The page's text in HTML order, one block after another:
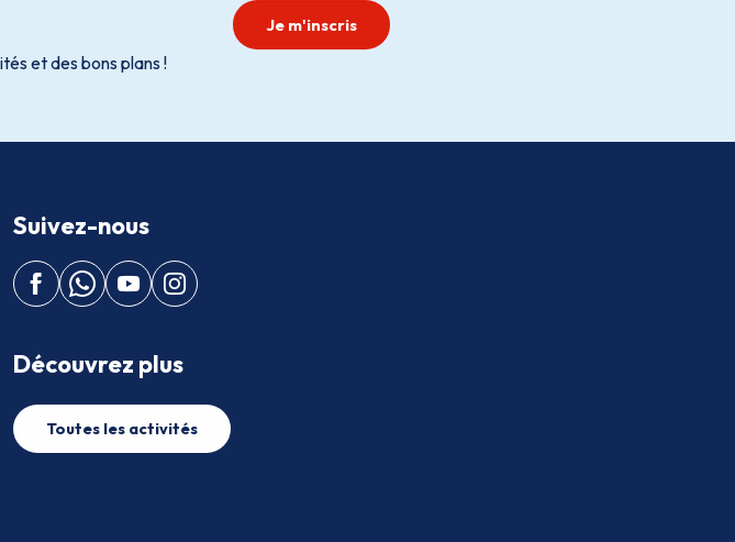
et des bons plans !
Je m'inscris
Suivez-nous
Découvrez plus
Toutes les activités